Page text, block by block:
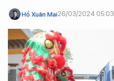
Hồ Xuân Mai26/03/2024 05:03